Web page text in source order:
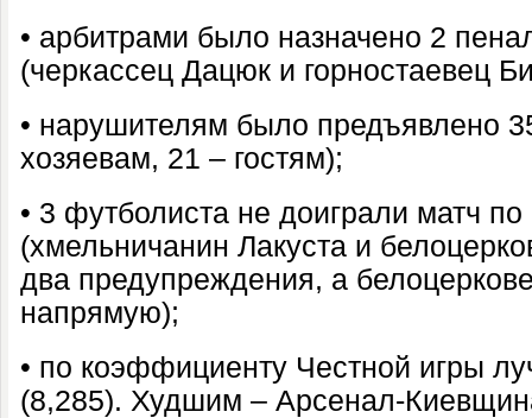
• арбитрами было назначено 2
(черкассец Дацюк и горностаевец
• нарушителям было предъявлено
хозяевам, 21 – гостям);
• 3 футболиста не доиграли матч
(хмельничанин Лакуста и
два предупреждения, а
напрямую);
• по коэффициенту Честной игры
(8,285). Худшим – Арсенал-